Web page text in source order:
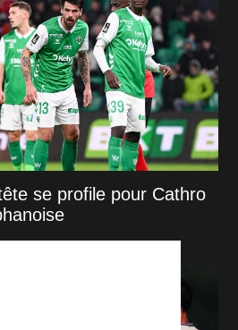
se profile pour Cathro